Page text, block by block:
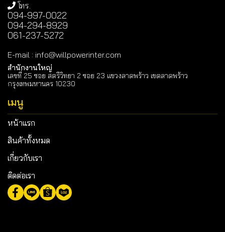
โทร.
094-997-0022
094-294-8929
061-237-5272
E-mail : info@willpowerinter.com
สำนักงานใหญ่
เลขที่ 25 ซอย สตรีวิทยา 2 ซอย 23 แขวงลาดพร้าว เขตลาดพร้าว
กรุงเทพมหานคร 10230
เมนู
หน้าแรก
สินค้าทั้งหมด
เกี่ยวกับเรา
ติดต่อเรา